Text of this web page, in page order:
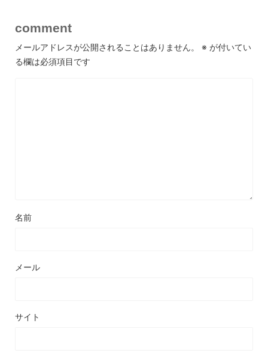
comment
メールアドレスが公開されることはありません。 ※ が付いてい
る欄は必須項目です
名前
メール
サイト